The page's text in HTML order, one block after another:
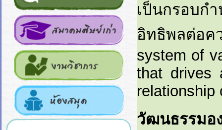
เป็นกรอบก
อิทธิพลต่อ
system of
that drives
relationship
วัฒนธรรมอ